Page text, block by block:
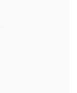
работы